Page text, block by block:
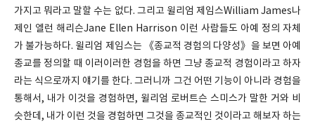
가지고 뭐라고 말할 수는 없다. 그리고 윌리엄 제임스William James나
제인 엘런 해리슨Jane Ellen Harrison 이런 사람들도 아예 정의 자체
가 불가능하다. 윌리엄 제임스는 《종교적 경험의 다양성》을 보면 아예
종교를 정의할 때 이러이러한 경험을 하면 그냥 종교적 경험이라고 하자
라는 식으로까지 얘기를 한다. 그러니까 그건 어떤 기능이 아니라 경험을
통해서, 내가 이것을 경험하면, 윌리엄 로버트슨 스미스가 말한 거와 비
슷한데, 내가 이런 것을 경험하면 그것을 종교적인 것이라고 해보자 하는